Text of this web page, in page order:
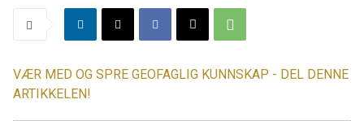
VÆR MED OG SPRE GEOFAGLIG KUNNSKAP - DEL DENNE
ARTIKKELEN!